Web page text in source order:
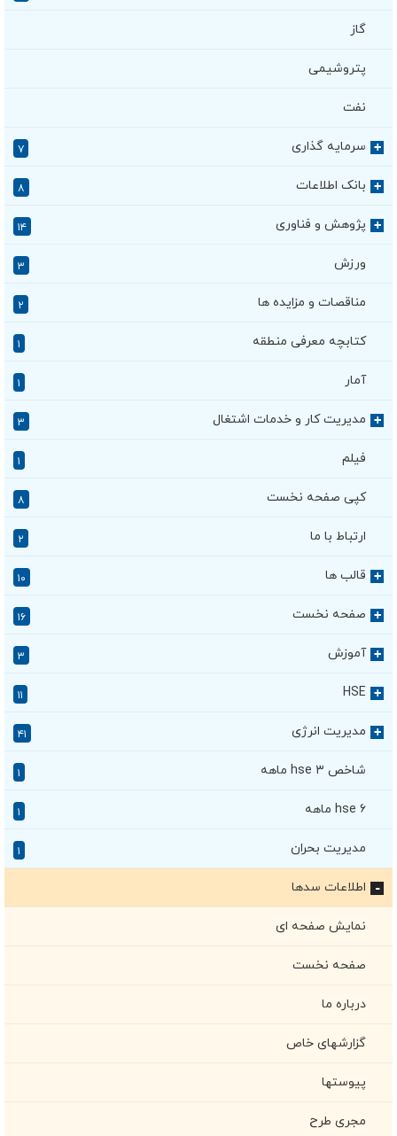
گاز
پتروشیمی
نفت
+ سرمایه گذاری ۷
+ بانک اطلاعات ۸
+ پژوهش و فناوری ۱۴
ورزش ۳
مناقصات و مزایده ها ۲
کتابچه معرفی منطقه
آمار
+ مدیریت کار و خدمات اشتغال ۳
فیلم
کپی صفحه نخست ۸
ارتباط با ما ۲
+ قالب ها ۱۰
+ صفحه نخست ۱۶
+ آموزش ۳
+
HSE
+ مدیریت انرژی ۴۱
شاخص hse ۳ ماهه
hse ۶ ماهه
مدیریت بحران
اطلاعات سدها
نمایش صفحه ای
صفحه نخست
درباره ما
گزارشهای خاص
پیوستها
مجری طرح